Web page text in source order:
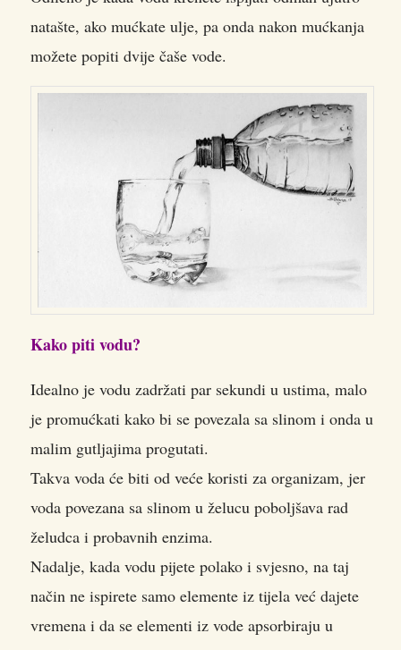
natašte, ako mućkate ulje, pa onda nakon mućkanja
možete popiti dvije čaše vode.
Kako piti vodu?
Idealno je vodu zadržati par sekundi u ustima, malo
je promućkati kako bi se povezala sa slinom i onda u
malim gutljajima progutati.
Takva voda će biti od veće koristi za organizam, jer
voda povezana sa slinom u želucu poboljšava rad
želudca i probavnih enzima.
Nadalje, kada vodu pijete polako i svjesno, na taj
način ne ispirete samo elemente iz tijela već dajete
vremena i da se elementi iz vode apsorbiraju u